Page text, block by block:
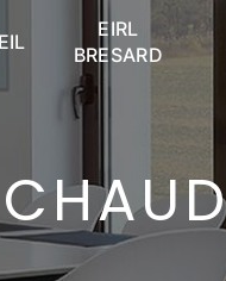
EIRL
BRESARD